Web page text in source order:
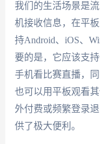
我们的生活场景是
机接收信息，在平
持Android、iOS、
要的是，它应该支
手机看比赛直播，
也可以用平板观看
外付费或频繁登录
供了极大便利。